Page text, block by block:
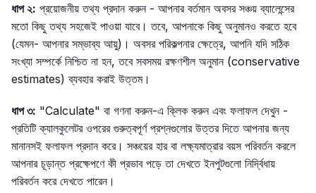
ধাপ ২: প্রয়োজনীয় তথ্য প্রদান করুন - আপনার বর্তমান অবসর সঞ্চয় ব্যালেন্সের
মতো কিছু তথ্য সহজেই পাওয়া যাবে। তবে, আপনাকে কিছু অনুমানও করতে হবে
(যেমন- আপনার সম্ভাব্য আয়ু)। অবসর পরিকল্পনার ক্ষেত্রে, আপনি যদি সঠিক
সংখ্যা সম্পর্কে নিশ্চিত না হন, তবে সবসময় রক্ষণশীল অনুমান (conservative
estimates) ব্যবহার করাই উত্তম।
ধাপ ৩: "Calculate" বা গণনা করুন-এ ক্লিক করুন এবং ফলাফল দেখুন -
প্রতিটি ক্যালকুলেটর ওপরের গুরুত্বপূর্ণ প্রশ্নগুলোর উত্তর দিতে আপনার জন্য
মানানসই ফলাফল প্রদান করে। সঞ্চয়ের হার বা লক্ষ্যমাত্রার বয়স পরিবর্তন করলে
আপনার চূড়ান্ত প্রক্ষেপণে কী প্রভাব পড়ে তা দেখতে ইনপুটগুলো নির্দ্বিধায়
পরিবর্তন করে দেখতে পারেন।